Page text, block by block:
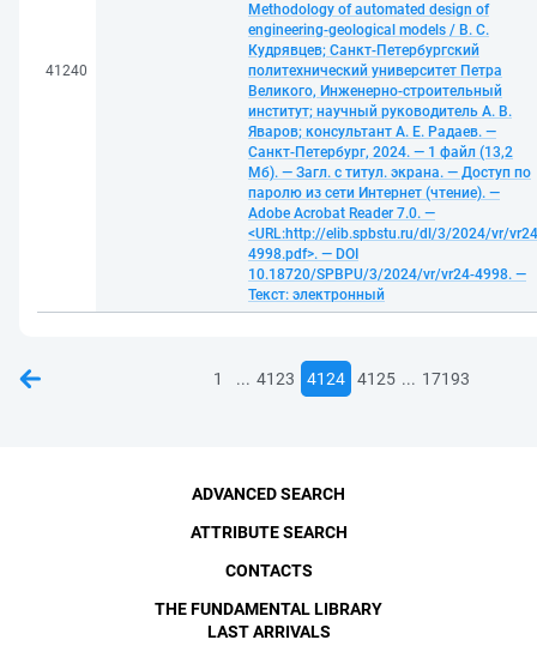
41240
Methodology of automated design of
engineering-geological models / В. С.
Кудрявцев; Санкт-Петербургский
политехнический университет Петра
Великого, Инженерно-строительный
институт; научный руководитель А. В.
Яваров; консультант А. Е. Радаев. —
Санкт-Петербург, 2024. — 1 файл (13,2
Мб). — Загл. с титул. экрана. — Доступ по
паролю из сети Интернет (чтение). —
Adobe Acrobat Reader 7.0. —
<URL:http://elib.spbstu.ru/dl/3/2024/vr/
4998.pdf>. — DOI
10.18720/SPBPU/3/2024/vr/vr24-4998. —
Текст: электронный
1 ... 4123 4124 4125 ... 17193
ADVANCED SEARCH
ATTRIBUTE SEARCH
CONTACTS
THE FUNDAMENTAL LIBRARY
LAST ARRIVALS